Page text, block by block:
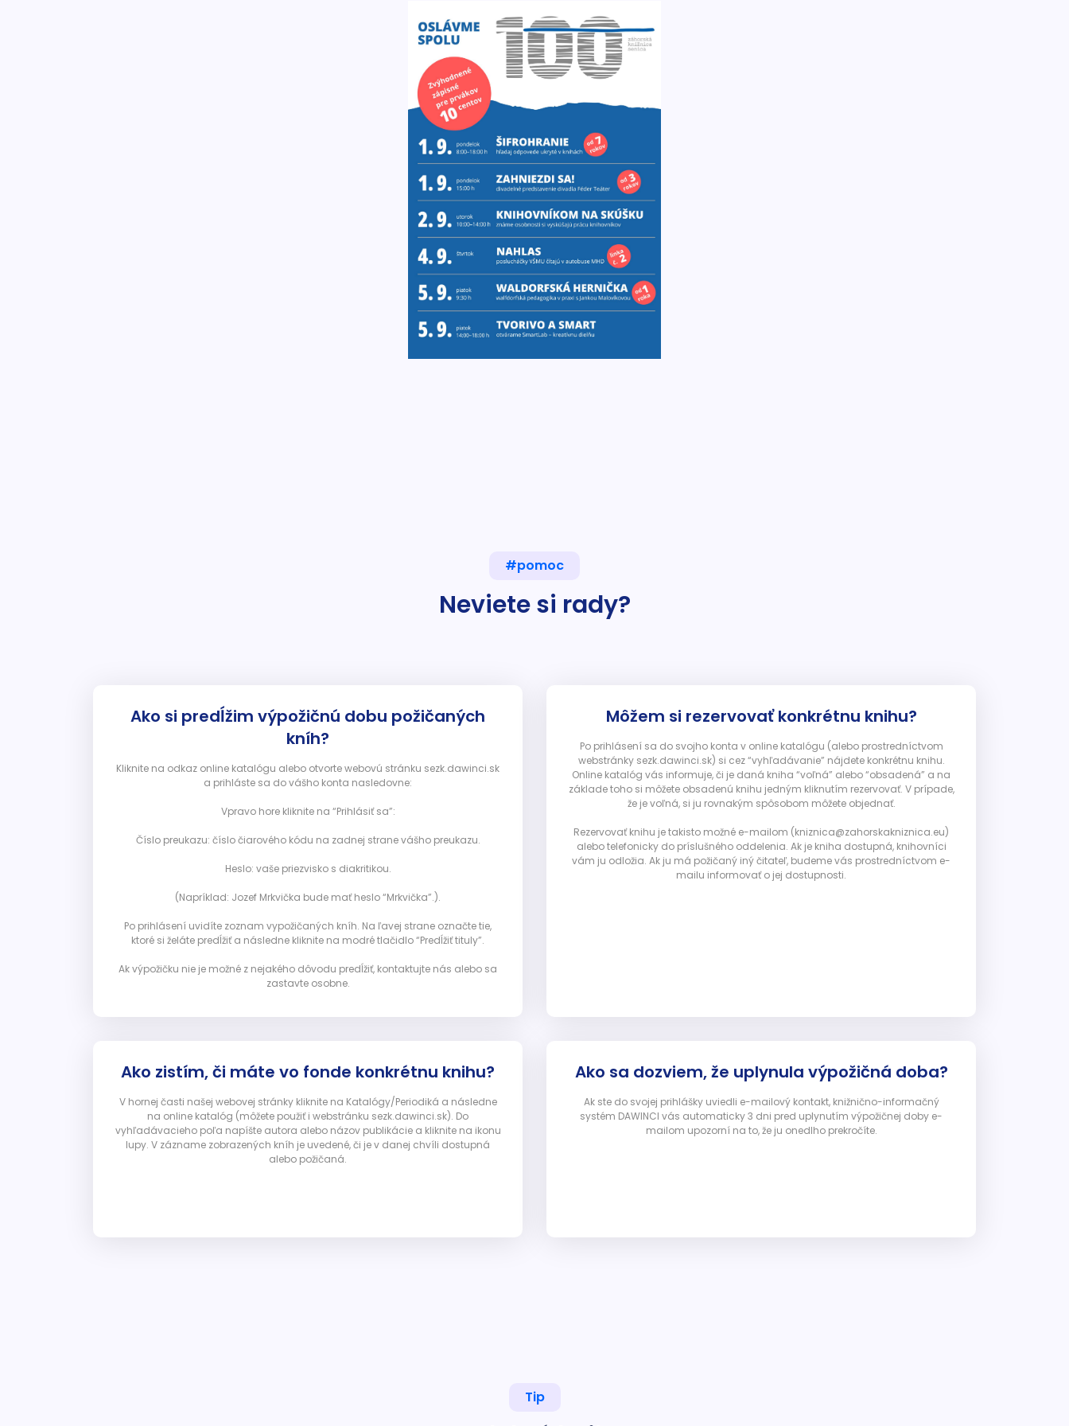
#pomoc
Neviete si rady?
Ako si predĺžim výpožičnú dobu požičaných
kníh?
Kliknite na odkaz online katalógu alebo otvorte webovú stránku sezk.dawinci.sk
a prihláste sa do vášho konta nasledovne:
Vpravo hore kliknite na “Prihlásiť sa”:
Číslo preukazu: číslo čiarového kódu na zadnej strane vášho preukazu.
Heslo: vaše priezvisko s diakritikou.
(Napríklad: Jozef Mrkvička bude mať heslo “Mrkvička”.).
Po prihlásení uvidíte zoznam vypožičaných kníh. Na ľavej strane označte tie,
ktoré si želáte predĺžiť a následne kliknite na modré tlačidlo “Predĺžiť tituly”.
Ak výpožičku nie je možné z nejakého dôvodu predĺžiť, kontaktujte nás alebo sa
zastavte osobne.
Môžem si rezervovať konkrétnu knihu?
Po prihlásení sa do svojho konta v online katalógu (alebo prostredníctvom
webstránky sezk.dawinci.sk) si cez “vyhľadávanie” nájdete konkrétnu knihu.
Online katalóg vás informuje, či je daná kniha “voľná” alebo “obsadená” a na
základe toho si môžete obsadenú knihu jedným kliknutím rezervovať. V prípade,
že je voľná, si ju rovnakým spôsobom môžete objednať.
Rezervovať knihu je takisto možné e-mailom (kniznica@zahorskakniznica.eu)
alebo telefonicky do príslušného oddelenia. Ak je kniha dostupná, knihovníci
vám ju odložia. Ak ju má požičaný iný čitateľ, budeme vás prostredníctvom e-
mailu informovať o jej dostupnosti.
Ako zistím, či máte vo fonde konkrétnu knihu?
V hornej časti našej webovej stránky kliknite na Katalógy/Periodiká a následne
na online katalóg (môžete použiť i webstránku sezk.dawinci.sk). Do
vyhľadávacieho poľa napíšte autora alebo názov publikácie a kliknite na ikonu
lupy. V zázname zobrazených kníh je uvedené, či je v danej chvíli dostupná
alebo požičaná.
Ako sa dozviem, že uplynula výpožičná doba?
Ak ste do svojej prihlášky uviedli e-mailový kontakt, knižnično-informačný
systém DAWINCI vás automaticky 3 dni pred uplynutím výpožičnej doby e-
mailom upozorní na to, že ju onedlho prekročíte.
Tip